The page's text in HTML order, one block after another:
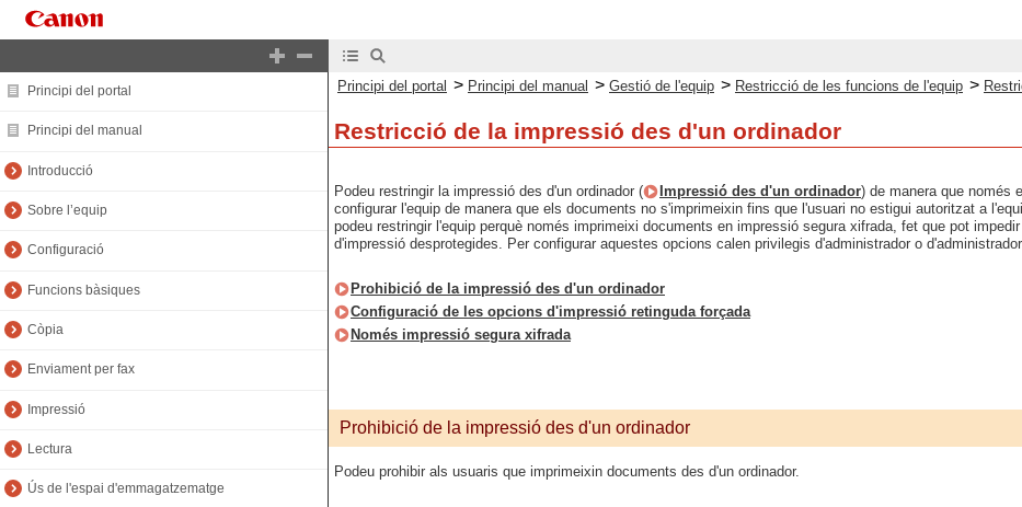
Principi del portal
Principi del manual
Introducció
Sobre l’equip
Configuració
Funcions bàsiques
Còpia
Enviament per fax
Impressió
Lectura
Ús de l'espai d'emmagatzematge
Principi del portal > Principi del manual > Gestió de l'equip > Restricció de les funcions de l'equip >
Restricció de la impressió des d'un ordinador
Podeu restringir la impressió des d'un ordinador ( Impressió des d'un ordinador) de manera que només
configurar l'equip de manera que els documents no s'imprimeixin fins que l'usuari no estigui autoritzat a
podeu restringir l'equip perquè només imprimeixi documents en impressió segura xifrada, fet que pot
d'impressió desprotegides. Per configurar aquestes opcions calen privilegis d'administrador o
Prohibició de la impressió des d'un ordinador
Configuració de les opcions d'impressió retinguda forçada
Només impressió segura xifrada
Prohibició de la impressió des d'un ordinador
Podeu prohibir als usuaris que imprimeixin documents des d'un ordinador.